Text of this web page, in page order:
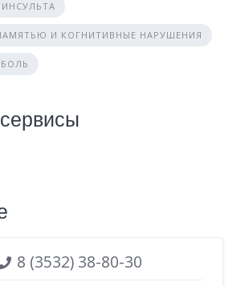
И КОГНИТИВНЫЕ НАРУШЕНИЯ
8 (3532) 38-80-30